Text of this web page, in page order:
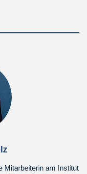
Mitarbeiterin am Institut